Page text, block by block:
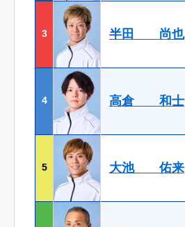
3 半田 尚也
4 高倉 和士
5 大池 佑来